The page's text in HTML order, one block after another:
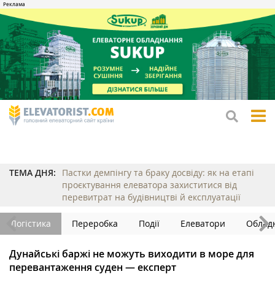
ТЕМА ДНЯ:
Пастки демпінгу та браку досвіду: як на етапі
проєктування елеватора захиститися від
перевитрат на будівництві й експлуатації
Логістика Переробка Події Елеватори
Дунайські баржі не можуть виходити в море для
перевантаження суден — експерт